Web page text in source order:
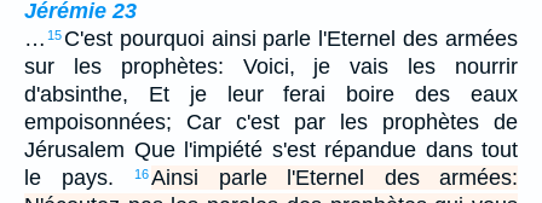
Jérémie 23
… 15 C'est pourquoi ainsi parle l'Eternel des armées
sur les prophètes: Voici, je vais les nourrir
d'absinthe, Et je leur ferai boire des eaux
empoisonnées; Car c'est par les prophètes de
Jérusalem Que l'impiété s'est répandue dans tout
le pays.
16Ainsi parle l'Eternel des armées: